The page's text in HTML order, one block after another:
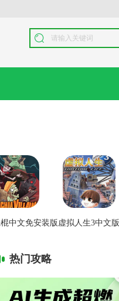
中文免安装版虚拟人生3中文版
热门攻略